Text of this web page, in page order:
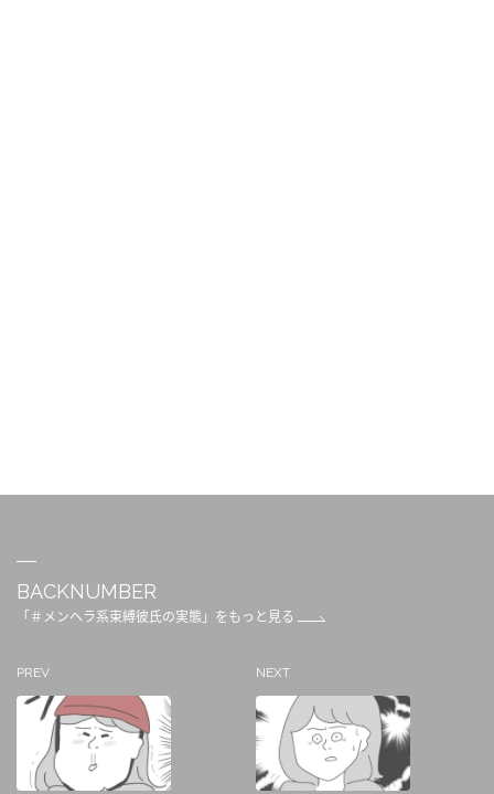
BACKNUMBER
「＃メンヘラ系束縛彼氏の実態」をもっと見る
PREV NEXT